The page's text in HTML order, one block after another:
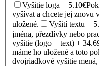
Vyšitie loga + 5.10€
vyšívat a chcete jej znovu
uložené.
Vyšití textu +
jména, přezdívky nebo
vyšitie (logo + text) +
máme ho uložené a toto
dvojriadkové vyšitie